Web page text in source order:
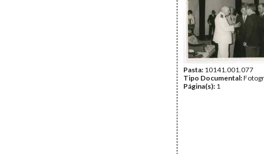
Pasta: 10141.001.077
Tipo Documental:
Página(s): 1